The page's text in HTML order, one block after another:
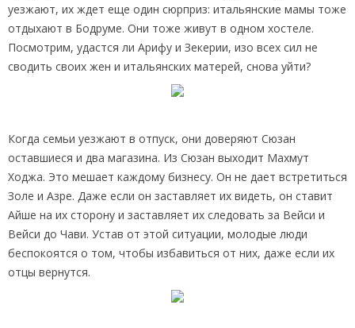
уезжают, их ждет еще один сюрприз: итальянские мамы тоже
отдыхают в Бодруме. Они тоже живут в одном хостеле.
Посмотрим, удастся ли Арифу и Зекерии, изо всех сил не
сводить своих жен и итальянских матерей, снова уйти?
Когда семьи уезжают в отпуск, они доверяют Сюзан
оставшиеся и два магазина. Из Сюзан выходит Махмут
Ходжа. Это мешает каждому бизнесу. Он не дает встретиться
Золе и Азре. Даже если он заставляет их видеть, он ставит
Айше на их сторону и заставляет их следовать за Вейси и
Вейси до Чави. Устав от этой ситуации, молодые люди
беспокоятся о том, чтобы избавиться от них, даже если их
отцы вернутся.